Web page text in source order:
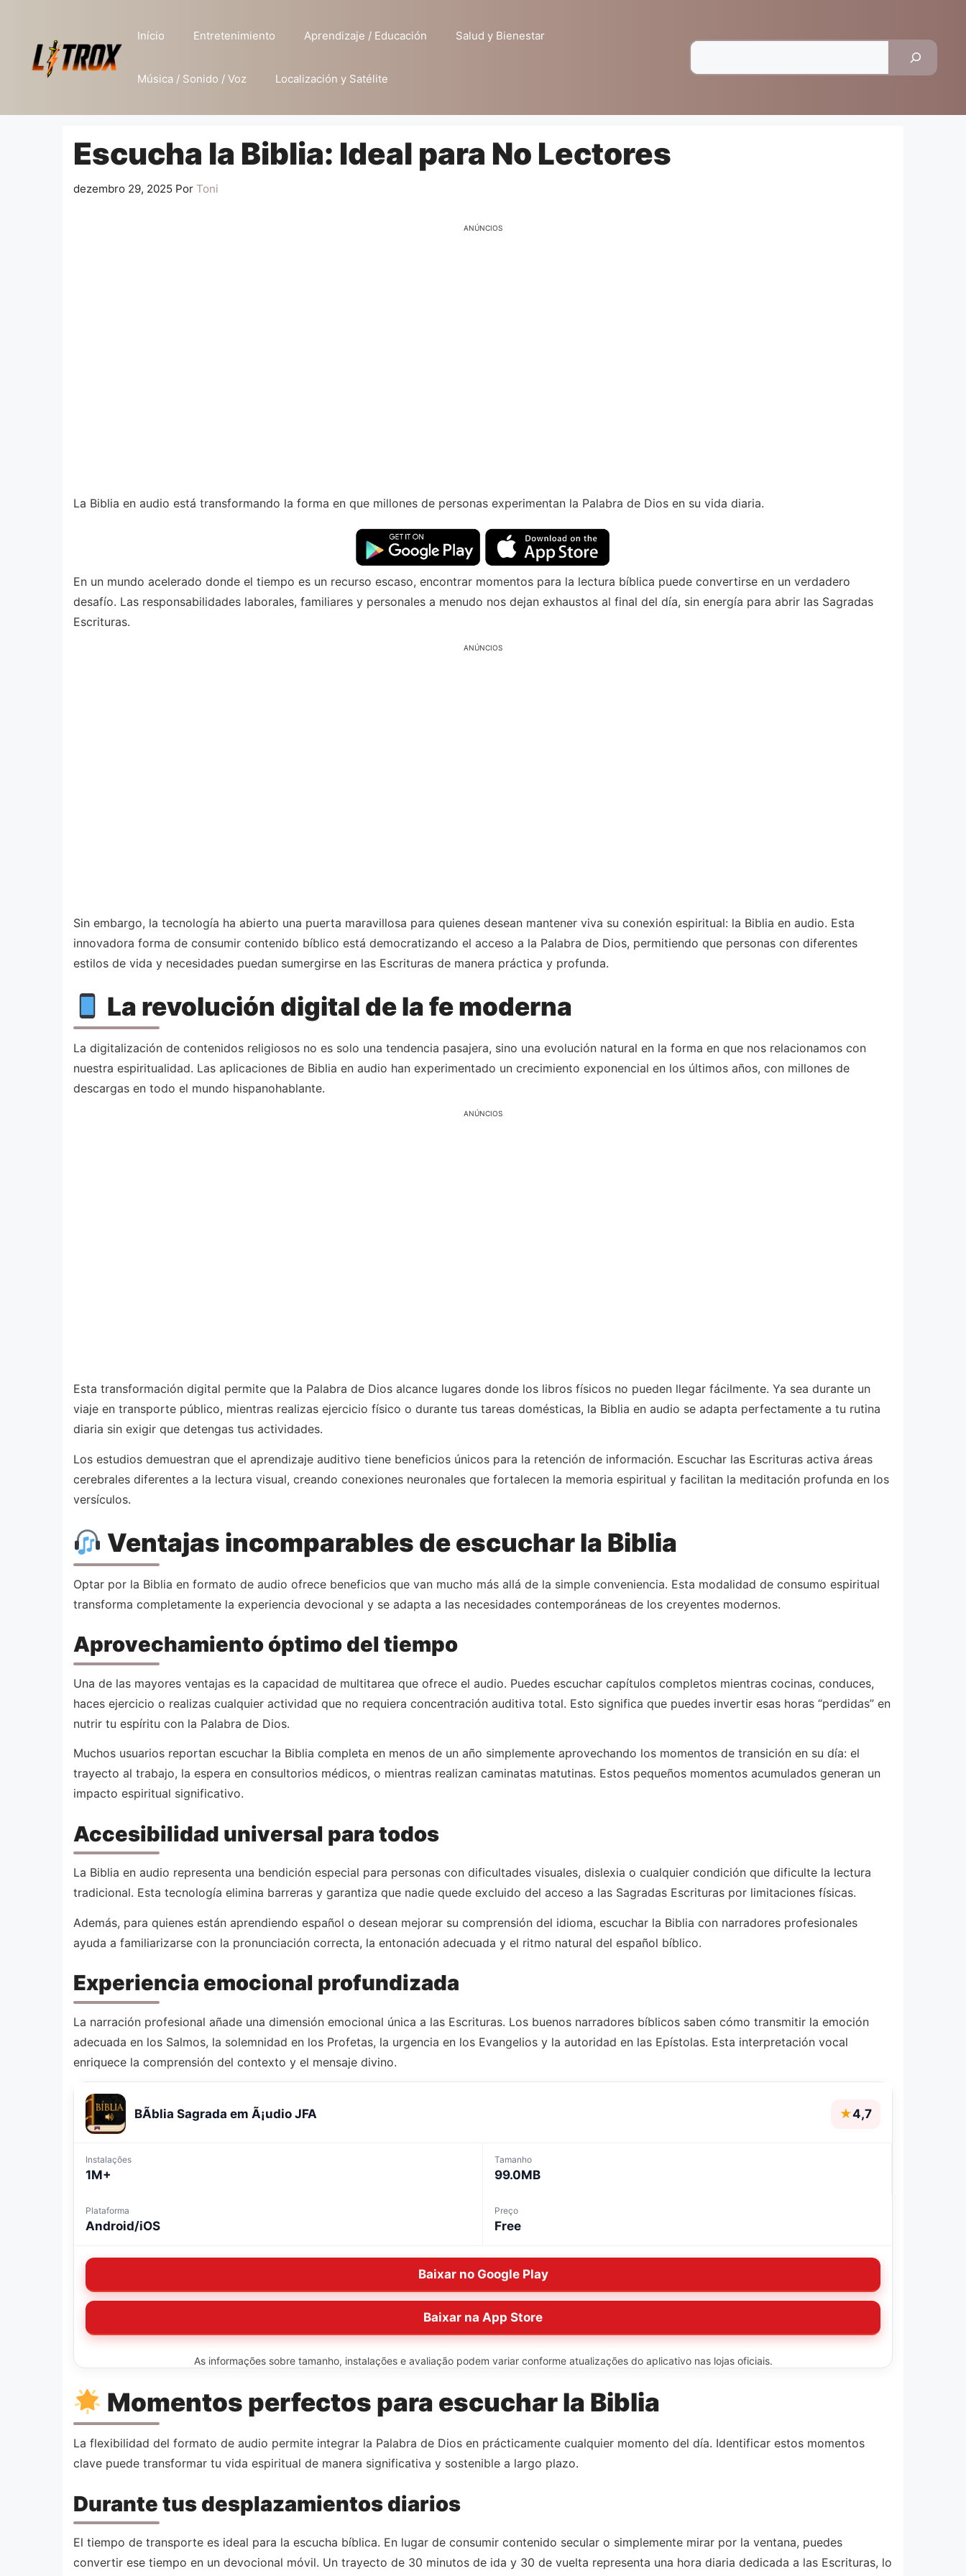
conteúdo
Início Entretenimiento Aprendizaje / Educación Salud y Bienestar
Música / Sonido / Voz Localización y Satélite
Escucha la Biblia: Ideal para No Lectores
dezembro 29, 2025 Por Toni
ANÚNCIOS
La Biblia en audio está transformando la forma en que millones de personas experimentan la Palabra de Dios en su vida diaria.
En un mundo acelerado donde el tiempo es un recurso escaso, encontrar momentos para la lectura bíblica puede convertirse en un verdadero
desafío. Las responsabilidades laborales, familiares y personales a menudo nos dejan exhaustos al final del día, sin energía para abrir las Sagradas
Escrituras.
ANÚNCIOS
Sin embargo, la tecnología ha abierto una puerta maravillosa para quienes desean mantener viva su conexión espiritual: la Biblia en audio. Esta
innovadora forma de consumir contenido bíblico está democratizando el acceso a la Palabra de Dios, permitiendo que personas con diferentes
estilos de vida y necesidades puedan sumergirse en las Escrituras de manera práctica y profunda.
La revolución digital de la fe moderna
La digitalización de contenidos religiosos no es solo una tendencia pasajera, sino una evolución natural en la forma en que nos relacionamos con
nuestra espiritualidad. Las aplicaciones de Biblia en audio han experimentado un crecimiento exponencial en los últimos años, con millones de
descargas en todo el mundo hispanohablante.
ANÚNCIOS
Esta transformación digital permite que la Palabra de Dios alcance lugares donde los libros físicos no pueden llegar fácilmente. Ya sea durante un
viaje en transporte público, mientras realizas ejercicio físico o durante tus tareas domésticas, la Biblia en audio se adapta perfectamente a tu rutina
diaria sin exigir que detengas tus actividades.
Los estudios demuestran que el aprendizaje auditivo tiene beneficios únicos para la retención de información. Escuchar las Escrituras activa áreas
cerebrales diferentes a la lectura visual, creando conexiones neuronales que fortalecen la memoria espiritual y facilitan la meditación profunda en los
versículos.
Ventajas incomparables de escuchar la Biblia
Optar por la Biblia en formato de audio ofrece beneficios que van mucho más allá de la simple conveniencia. Esta modalidad de consumo espiritual
transforma completamente la experiencia devocional y se adapta a las necesidades contemporáneas de los creyentes modernos.
Aprovechamiento óptimo del tiempo
Una de las mayores ventajas es la capacidad de multitarea que ofrece el audio. Puedes escuchar capítulos completos mientras cocinas, conduces,
haces ejercicio o realizas cualquier actividad que no requiera concentración auditiva total. Esto significa que puedes invertir esas horas “perdidas” en
nutrir tu espíritu con la Palabra de Dios.
Muchos usuarios reportan escuchar la Biblia completa en menos de un año simplemente aprovechando los momentos de transición en su día: el
trayecto al trabajo, la espera en consultorios médicos, o mientras realizan caminatas matutinas. Estos pequeños momentos acumulados generan un
impacto espiritual significativo.
Accesibilidad universal para todos
La Biblia en audio representa una bendición especial para personas con dificultades visuales, dislexia o cualquier condición que dificulte la lectura
tradicional. Esta tecnología elimina barreras y garantiza que nadie quede excluido del acceso a las Sagradas Escrituras por limitaciones físicas.
Además, para quienes están aprendiendo español o desean mejorar su comprensión del idioma, escuchar la Biblia con narradores profesionales
ayuda a familiarizarse con la pronunciación correcta, la entonación adecuada y el ritmo natural del español bíblico.
Experiencia emocional profundizada
La narración profesional añade una dimensión emocional única a las Escrituras. Los buenos narradores bíblicos saben cómo transmitir la emoción
adecuada en los Salmos, la solemnidad en los Profetas, la urgencia en los Evangelios y la autoridad en las Epístolas. Esta interpretación vocal
enriquece la comprensión del contexto y el mensaje divino.
BÃ­blia Sagrada em Ã¡udio JFA ★4,7
Instalações
1M+
Tamanho
99.0MB
Plataforma
Android/iOS
Preço
Free
Baixar no Google Play
Baixar na App Store
As informações sobre tamanho, instalações e avaliação podem variar conforme atualizações do aplicativo nas lojas oficiais.
Momentos perfectos para escuchar la Biblia
La flexibilidad del formato de audio permite integrar la Palabra de Dios en prácticamente cualquier momento del día. Identificar estos momentos
clave puede transformar tu vida espiritual de manera significativa y sostenible a largo plazo.
Durante tus desplazamientos diarios
El tiempo de transporte es ideal para la escucha bíblica. En lugar de consumir contenido secular o simplemente mirar por la ventana, puedes
convertir ese tiempo en un devocional móvil. Un trayecto de 30 minutos de ida y 30 de vuelta representa una hora diaria dedicada a las Escrituras, lo